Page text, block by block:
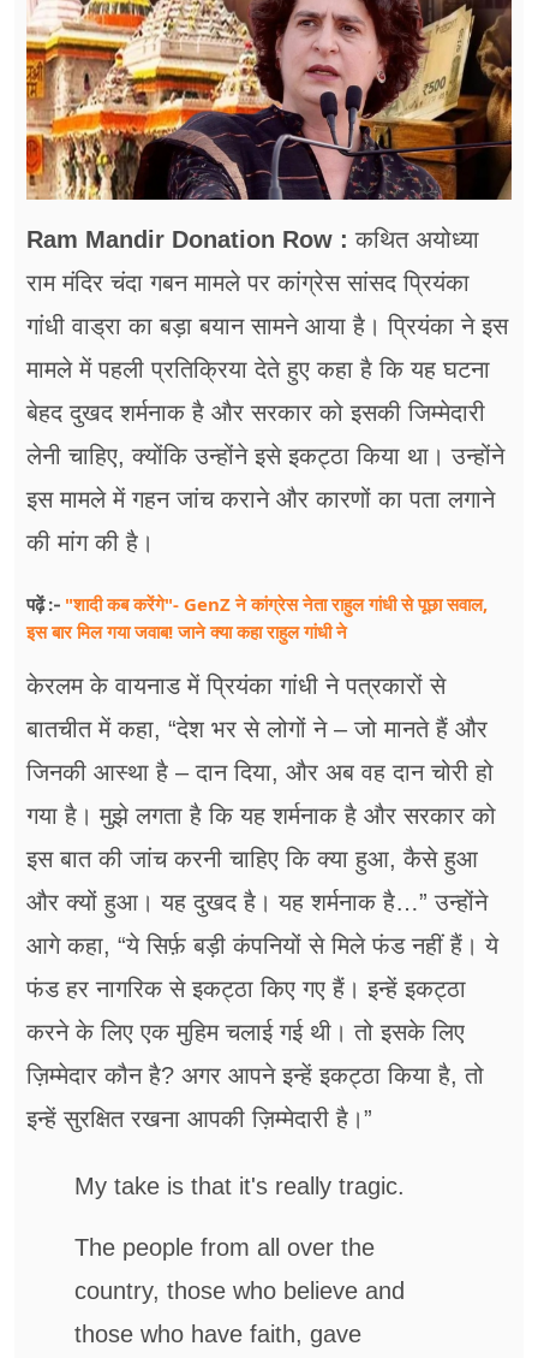
जॉब्स
शिक्षा
अन्य खबरें
Ram Mandir Donation Row : कथित अयोध्या
राम मंदिर चंदा गबन मामले पर कांग्रेस सांसद प्रियंका
गांधी वाड्रा का बड़ा बयान सामने आया है। प्रियंका ने इस
मामले में पहली प्रतिक्रिया देते हुए कहा है कि यह घटना
बेहद दुखद शर्मनाक है और सरकार को इसकी जिम्मेदारी
लेनी चाहिए, क्योंकि उन्होंने इसे इकट्ठा किया था। उन्होंने
इस मामले में गहन जांच कराने और कारणों का पता लगाने
की मांग की है।
पढ़ें :- "शादी कब करेंगे"- GenZ ने कांग्रेस नेता राहुल गांधी से पूछा सवाल,
इस बार मिल गया जवाब! जाने क्या कहा राहुल गांधी ने
केरलम के वायनाड में प्रियंका गांधी ने पत्रकारों से
बातचीत में कहा, “देश भर से लोगों ने – जो मानते हैं और
जिनकी आस्था है – दान दिया, और अब वह दान चोरी हो
गया है। मुझे लगता है कि यह शर्मनाक है और सरकार को
इस बात की जांच करनी चाहिए कि क्या हुआ, कैसे हुआ
और क्यों हुआ। यह दुखद है। यह शर्मनाक है…” उन्होंने
आगे कहा, “ये सिर्फ़ बड़ी कंपनियों से मिले फंड नहीं हैं। ये
फंड हर नागरिक से इकट्ठा किए गए हैं। इन्हें इकट्ठा
करने के लिए एक मुहिम चलाई गई थी। तो इसके लिए
ज़िम्मेदार कौन है? अगर आपने इन्हें इकट्ठा किया है, तो
इन्हें सुरक्षित रखना आपकी ज़िम्मेदारी है।”
My take is that it's really tragic.
The people from all over the
country, those who believe and
those who have faith, gave